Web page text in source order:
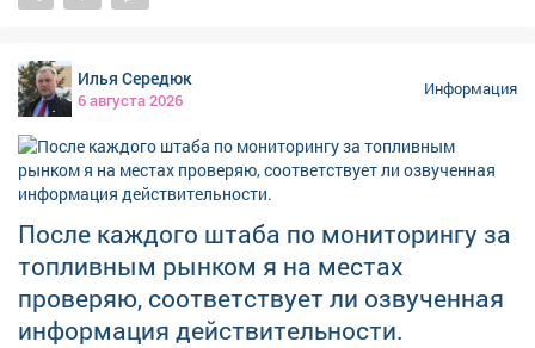
сегодняшним днём вязано немало народных примет:
сухой; ➖Увидели радугу-ждите перемены погоды;
➖Муравьи поднимают входы в муравейники-к
затяжным дождям; ➖Солнце на закате багровое-к
жаркой погоде на следующий день; ➖А если в этот
день посеять укроп-по поверью, зиму проживёте без
простуд. 👀Давайте понаблюдаем, работают ли
Илья Середюк
6 августа 2026
Информация
После каждого штаба по мониторингу за
топливным рынком я на местах
проверяю, соответствует ли озвученная
информация действительности.